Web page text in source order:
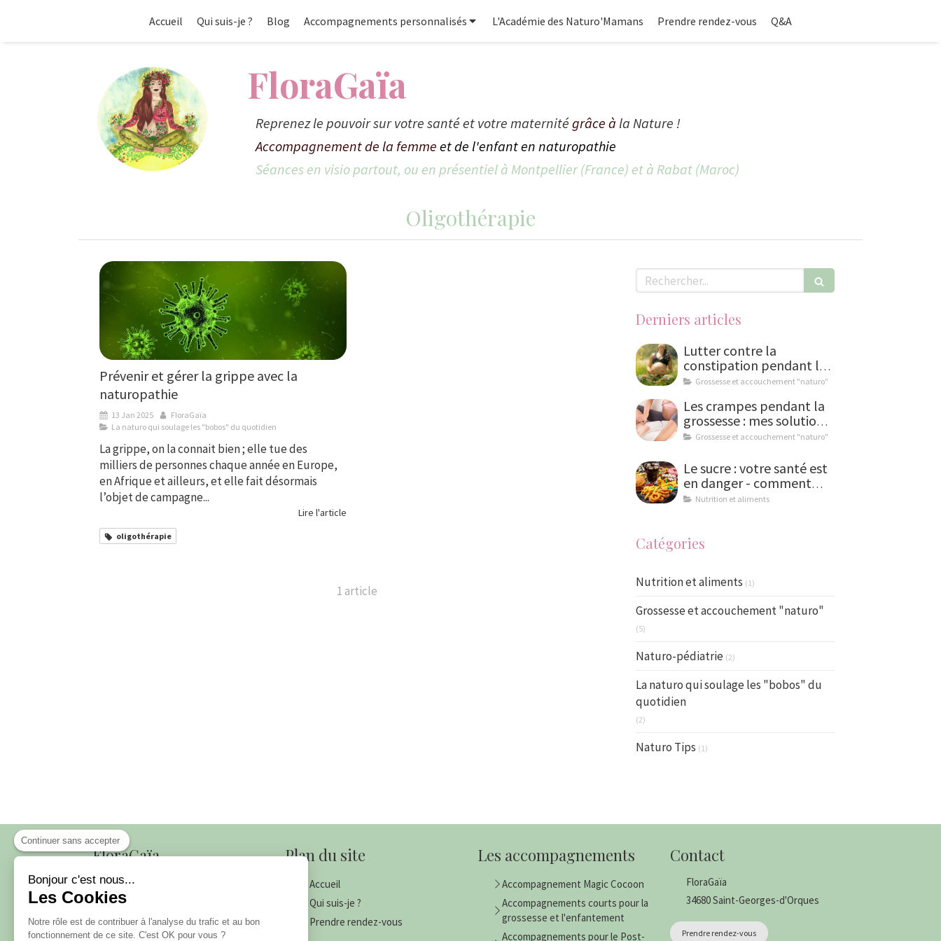
Accueil Qui suis-je ? Blog Accompagnements personnalisés L'Académie des Naturo'Mamans Prendre rendez-vous Q&A
FloraGaïa
Reprenez le pouvoir sur votre santé et votre maternitégrâce à la Nature !
Accompagnement de la femmeet de l'enfant en naturopathie
Séances en visio partout, ou en présentiel à Montpellier (France) et à Rabat (Maroc)
Oligothérapie
Prévenir et gérer la grippe avec la
naturopathie
13 Jan 2025
FloraGaïa
La naturo qui soulage les "bobos" du quotidien
La grippe, on la connait bien ; elle tue des
milliers de personnes chaque année en Europe,
en Afrique et ailleurs, et elle fait désormais
l’objet de campagne...
Lire l'article
oligothérapie
1 article
Rechercher
Derniers articles
Lutter contre la
constipation pendant la
grossesse : solutions
naturopathe
Grossesse et accouchement "naturo"
Les crampes pendant la
grossesse : mes solutions
naturelles
Grossesse et accouchement "naturo"
Le sucre : votre santé est
en danger - comment
limiter la casse ?
Nutrition et aliments
Catégories
Nutrition et aliments (1)
Grossesse et accouchement "naturo"
(5)
Naturo-pédiatrie (2)
La naturo qui soulage les "bobos" du
quotidien
(2)
Naturo Tips (1)
FloraGaïa
Le meilleur de la nature pour votre
santé !
Plan du site
Accueil
Qui suis-je ?
Prendre rendez-vous
Les accompagnements
Accompagnement Magic Cocoon
Accompagnements courts pour la
grossesse et l'enfantement
Accompagnements pour le Post-
Contact
FloraGaïa
34680Saint-Georges-d'Orques
Prendre rendez-vous
Continuer sans accepter
Les Cookies
du trafic et au bon fonctionnement de
ce site. C'est OK pour vous ?